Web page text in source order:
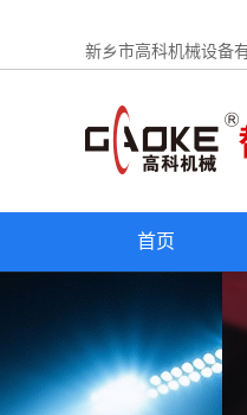
新乡市高科机械设备
首页